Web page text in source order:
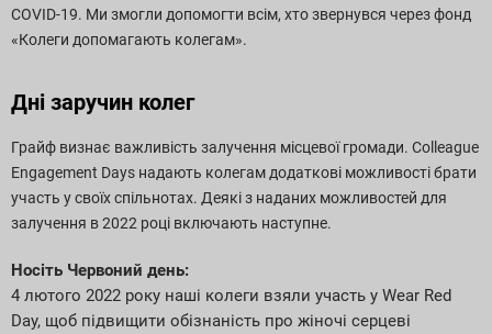
COVID-19. Ми змогли допомогти всім, хто звернувся через фонд
«Колеги допомагають колегам».
Дні заручин колег
Грайф визнає важливість залучення місцевої громади. Colleague
Engagement Days надають колегам додаткові можливості брати
участь у своїх спільнотах. Деякі з наданих можливостей для
залучення в 2022 році включають наступне.
Носіть Червоний день:
4 лютого 2022 року наші колеги взяли участь у Wear Red
Day, щоб підвищити обізнаність про жіночі серцеві